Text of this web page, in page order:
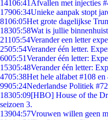
14106:41 Afvallen met injecties
17906:34Unieke aanpak stopt
8106:05Het grote dagelijkse
18305:58Wat is jullie
21105:54Verander een letter
2505:54Verander één letter.
6005:51Verander één letter:
15305:48Verander één letter:
4705:38Het hele alfabet #108
9905:24Nederlandse Politiek
18305:09[HBO] House of the
seizoen 3.
13904:57Vrouwen willen geen